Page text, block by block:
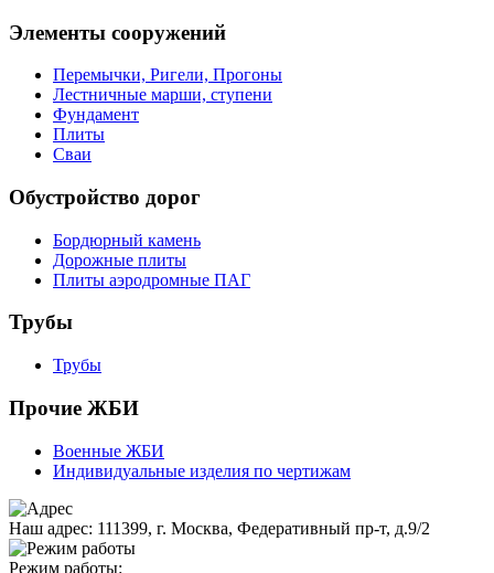
Элементы сооружений
Перемычки, Ригели, Прогоны
Лестничные марши, ступени
Фундамент
Плиты
Сваи
Обустройство дорог
Бордюрный камень
Дорожные плиты
Плиты аэродромные ПАГ
Трубы
Трубы
Прочие ЖБИ
Военные ЖБИ
Индивидуальные изделия по чертижам
Наш адрес: 111399, г. Москва, Федеративный пр-т, д.9/2
Режим работы: